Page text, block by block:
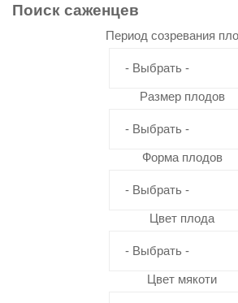
Поиск саженцев
Период созревания
Размер плодов
Форма плодов
Цвет плода
Цвет мякоти